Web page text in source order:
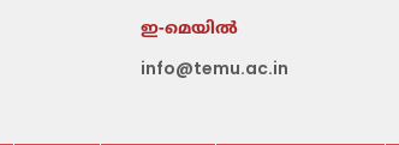
ഇ-മെയില്‍
info@temu.ac.in